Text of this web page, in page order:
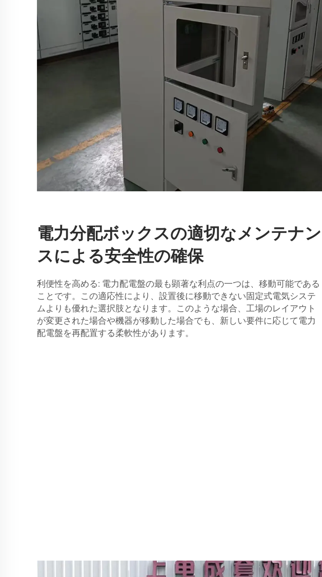
電力分配ボックスの適切なメンテナン
スによる安全性の確保
利便性を高める: 電力配電盤の最も顕著な利点の一つは、移動可能である
ことです。この適応性により、設置後に移動できない固定式電気システ
ムよりも優れた選択肢となります。このような場合、工場のレイアウト
が変更された場合や機器が移動した場合でも、新しい要件に応じて電力
配電盤を再配置する柔軟性があります。